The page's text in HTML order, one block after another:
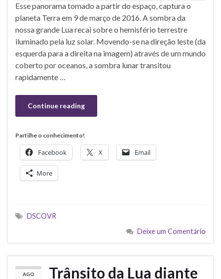
Esse panorama tomado a partir do espaço, captura o
planeta Terra em 9 de março de 2016. A sombra da
nossa grande Lua recai sobre o hemisfério terrestre
iluminado pela luz solar. Movendo-se na direção leste (da
esquerda para a direita na imagem) através de um mundo
coberto por oceanos, a sombra lunar transitou
rapidamente …
Continue reading
Partilhe o conhecimento!
Facebook X Email
More
DSCOVR
Deixe um Comentário
AGO
Trânsito da Lua diante